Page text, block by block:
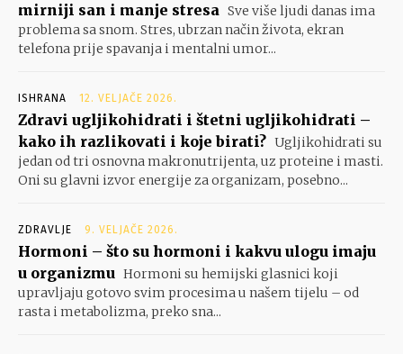
mirniji san i manje stresa Sve više ljudi danas ima
problema sa snom. Stres, ubrzan način života, ekran
telefona prije spavanja i mentalni umor...
ISHRANA 12. VELJAČE 2026.
Zdravi ugljikohidrati i štetni ugljikohidrati –
kako ih razlikovati i koje birati? Ugljikohidrati su
jedan od tri osnovna makronutrijenta, uz proteine i masti.
Oni su glavni izvor energije za organizam, posebno...
ZDRAVLJE 9. VELJAČE 2026.
Hormoni – što su hormoni i kakvu ulogu imaju
u organizmu Hormoni su hemijski glasnici koji
upravljaju gotovo svim procesima u našem tijelu – od
rasta i metabolizma, preko sna...